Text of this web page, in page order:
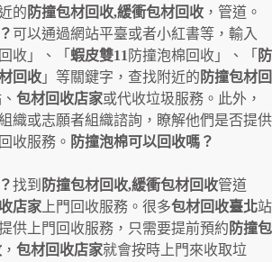
的 防撞包材回收,緩衝包材回收 ，管道。
可以通過網站平臺或者小紅書等，輸入
收」、「 蝦皮雙11 防撞泡棉回收」、「 防
回收 」等關鍵字，查找附近的 防撞包材回
包材回收店家或代收垃圾服務。此外，
織或志願者組織諮詢，瞭解他們是否提供
收服務。 防撞泡棉可以回收嗎？
找到 防撞包材回收,緩衝包材回收管道
店家 上門回收服務。很多包材回收臺北站
供上門回收服務，只需要提前預約 防撞包
， 包材回收店家就會按時上門來收取垃